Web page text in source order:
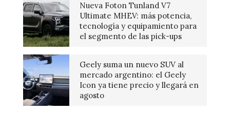
Nueva Foton Tunland V7
Ultimate MHEV: más potencia,
tecnología y equipamiento para
el segmento de las pick-ups
Geely suma un nuevo SUV al
mercado argentino: el Geely
Icon ya tiene precio y llegará en
agosto